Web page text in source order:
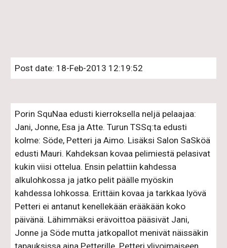
Post date: 18-Feb-2013 12:19:52
Porin SquNaa edusti kierroksella neljä pelaajaa:
Jani, Jonne, Esa ja Atte. Turun TSSq:ta edusti
kolme: Söde, Petteri ja Aimo. Lisäksi Salon SaSköä
edusti Mauri. Kahdeksan kovaa pelimiestä pelasivat
kukin viisi ottelua. Ensin pelattiin kahdessa
alkulohkossa ja jatko pelit päälle myöskin
kahdessa lohkossa. Erittäin kovaa ja tarkkaa lyövä
Petteri ei antanut kenellekään erääkään koko
päivänä. Lähimmäksi erävoittoa pääsivät Jani,
Jonne ja Söde mutta jatkopallot menivät näissäkin
tapauksissa aina Petterille. Petteri ylivoimaiseen